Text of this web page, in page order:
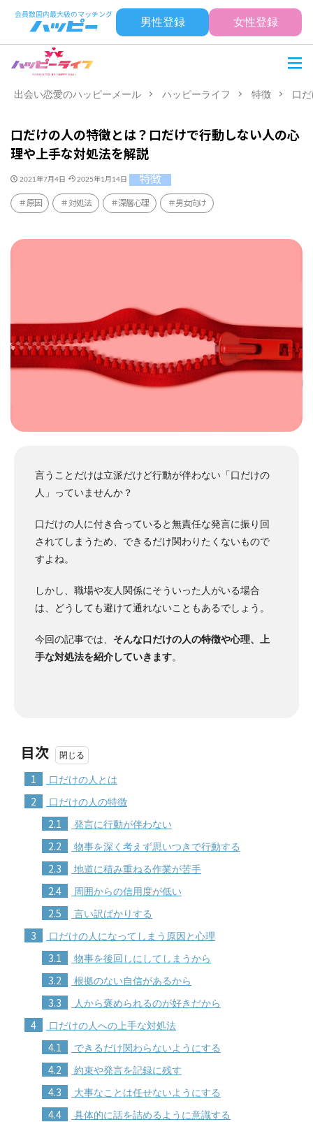
男性登録 女性登録
出会い恋愛のハッピーメール ハッピーライフ 特徴 口
口だけの人の特徴とは？口だけで行動しない人の心
理や上手な対処法を解説
2021年7月4日 2025年1月14日 特徴
原因 対処法 深層心理 男女向け
言うことだけは立派だけど行動が伴わない「口だけの
人」っていませんか？
口だけの人に付き合っていると無責任な発言に振り回
されてしまうため、できるだけ関わりたくないもので
すよね。
しかし、職場や友人関係にそういった人がいる場合
は、どうしても避けて通れないこともあるでしょう。
今回の記事では、 そんな口だけの人の特徴や心理、上
手な対処法を紹介していきます。
目次
1 口だけの人とは
2 口だけの人の特徴
2.1 発言に行動が伴わない
2.2 物事を深く考えず思いつきで行動する
2.3 地道に積み重ねる作業が苦手
2.4 周囲からの信用度が低い
2.5 言い訳ばかりする
3 口だけの人になってしまう原因と心理
3.1 物事を後回しにしてしまうから
3.2 根拠のない自信があるから
3.3 人から褒められるのが好きだから
4 口だけの人への上手な対処法
4.1 できるだけ関わらないようにする
4.2 約束や発言を記録に残す
4.3 大事なことは任せないようにする
4.4 具体的に話を詰めるように意識する